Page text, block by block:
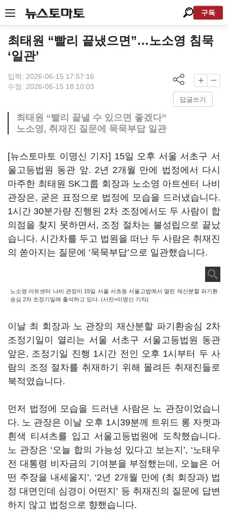
구독
최태원 “빨리 끝냈으면”…노소영 침묵
‘일관’
입력: 2026-06-15 17:57:16
수정: 2026-06-15 18:10:03
답글쓰기
최태원 “빨리 끝낼 수 있으면 좋겠다”
노소영, 취재진 질문에 묵묵부답 일관
[뉴스토마토 이명신 기자] 15일 오후 서울 서초구 서
울고등법원 동관 앞. 2년 2개월 만에 법정에서 다시
마주한 최태원 SK그룹 회장과 노소영 아트센터 나비
관장은, 굳은 표정으로 법정에 모습을 드러냈습니다.
1시간 30분가량 진행된 2차 조정에서도 두 사람이 합
의점을 찾지 못하면서, 조정 절차는 불성립으로 끝났
습니다. 시간차를 두고 법원을 떠난 두 사람은 취재진
의 쏟아지는 질문에 ‘묵묵부답’으로 일관했습니다.
노소영 아트센터 나비 관장이 15일 서울 서초동 서울고법에서 열린 재산분할 파기환
송심 2차 조정기일에 출석하고 있다. (사진=이명신 기자)
이날 최 회장과 노 관장의 재산분할 파기환송심 2차
조정기일이 열리는 서울 서초구 서울고등법원 동관
앞은, 조정기일 진행 1시간 전인 오후 1시부터 두 사
람의 조정 절차를 취재하기 위해 몰려든 취재진들로
북적였습니다.
먼저 법정에 모습을 드러낸 사람은 노 관장이었습니
다. 노 관장은 이날 오후 1시39분께 트위드 롱 자켓과
흰색 티셔츠를 입고 서울고등법원에 도착했습니다.
노 관장은 ‘오늘 합의 가능성 있다고 보는지’, ‘노태우
전 대통령 비자금의 기여분을 부정했는데, 오늘은 어
떤 주장을 내세울지’, ‘2년 2개월 만에 (최 회장과) 법
정 대면인데 심경이 어떤지’ 등 취재진의 질문에 답변
하지 않고 법정으로 향했습니다.